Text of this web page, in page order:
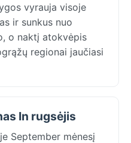
vyrauja visoje
ir sunkus nuo
o naktį atokvėpis
regionai jaučiasi
In rugsėjis
September mėnesį